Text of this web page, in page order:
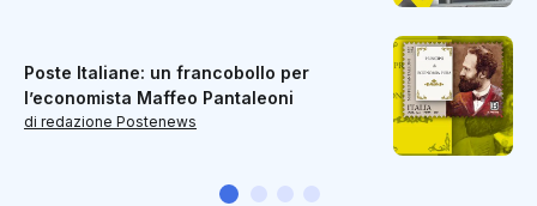
Poste Italiane: un francobollo per
l’economista Maffeo Pantaleoni
di redazione Postenews